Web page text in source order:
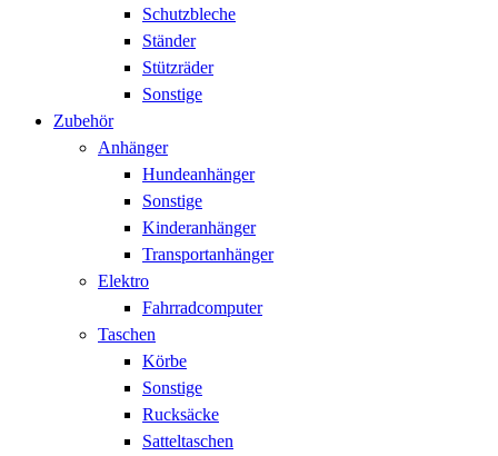
Schutzbleche
Ständer
Stützräder
Sonstige
Zubehör
Anhänger
Hundeanhänger
Sonstige
Kinderanhänger
Transportanhänger
Elektro
Fahrradcomputer
Taschen
Körbe
Sonstige
Rucksäcke
Satteltaschen